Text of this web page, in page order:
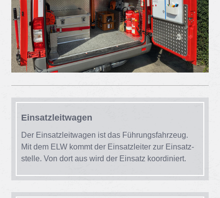
Ein­satz­leit­wa­gen
Der Ein­satz­leit­wa­gen ist das Füh­rungs­fahr­zeug.
Mit dem ELW kommt der Ein­satz­lei­ter zur Ein­satz­
stel­le. Von dort aus wird der Ein­satz ko­or­di­niert.